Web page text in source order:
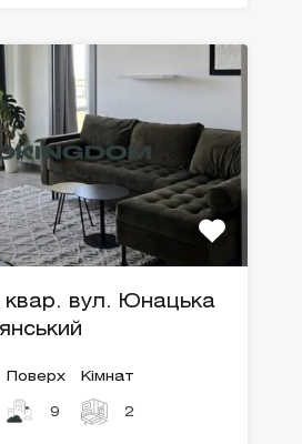
квар. вул. Юнацька
Поверх
9
Кімнат
2